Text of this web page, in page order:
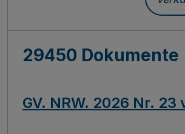
29450 Dokumente
GV. NRW. 2026 Nr.